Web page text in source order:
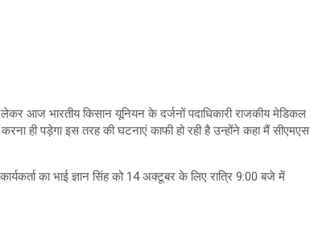
आज भारतीय किसान यूनियन के दर्जनों पदाधिकारी राजकीय मेडिकल
ही पड़ेगा इस तरह की घटनाएं काफी हो रही है उन्होंने कहा मैं सीएमएस
का भाई ज्ञान सिंह को 14 अक्टूबर के लिए रात्रि 9:00 बजे में